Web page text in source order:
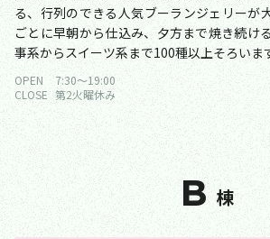
る、行列のできる人気ブーランジェリーが
ごとに早朝から仕込み、夕方まで焼き続け
事系からスイーツ系まで100種以上そろいま
OPEN
7:30〜19:00
CLOSE 第2火曜休み
B 棟